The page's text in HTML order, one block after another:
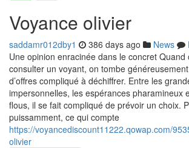
Voyance olivier
saddamr012dby1 386 days ago News
Une opinion enracinée dans le concret Quand
consulter un voyant, on tombe
d’offres compliqué à déchiffrer. Entre les
impersonnelles, les espérances pharamineux
flous, il se fait compliqué de prévoir un choix.
puissamment, ce qui compte
https://voyancediscount11222.qowap.com/
olivier